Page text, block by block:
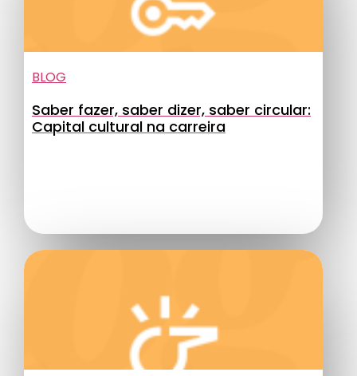
BLOG
Saber fazer, saber dizer, saber circular:
Capital cultural na carreira